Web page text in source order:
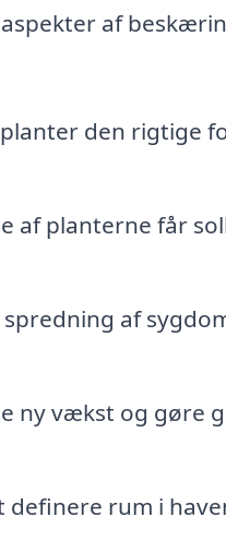
af
den rigtige
af planterne får
af
ny vækst og gøre
rum i